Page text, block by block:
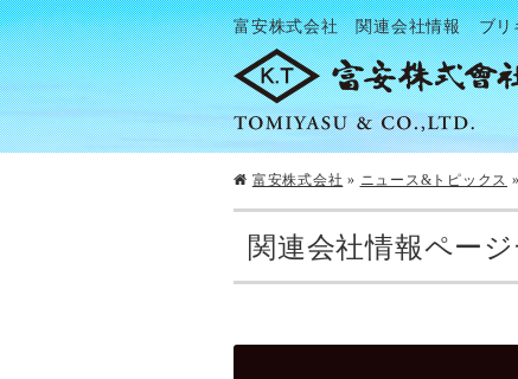
富安株式会社 関連会社情報 ブリ
富安株式会社 » ニュース&トピックス
関連会社情報ペー